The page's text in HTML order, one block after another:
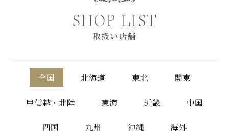
SHOP LIST
取扱い店舗
全国 北海道 東北 関東
甲信越・北陸 東海 近畿 中国
四国 九州 沖縄 海外